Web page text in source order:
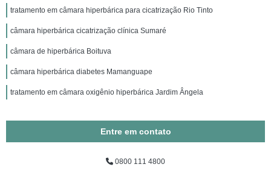
tratamento em câmara hiperbárica para cicatrização Rio Tinto
câmara hiperbárica cicatrização clínica Sumaré
câmara de hiperbárica Boituva
câmara hiperbárica diabetes Mamanguape
tratamento em câmara oxigênio hiperbárica Jardim Ângela
Entre em contato
0800 111 4800